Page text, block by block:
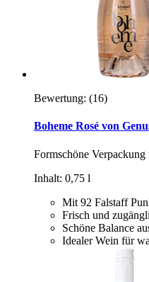
Bewertung: (16)
Boheme Rosé von
Formschöne
Inhalt: 0,75 l
Mit 92 Falstaff
Frisch und
Schöne Balance
Idealer Wein für